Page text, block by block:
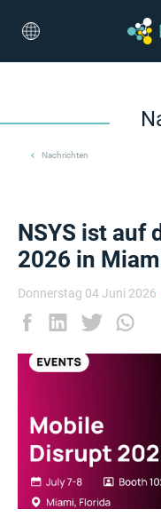
Nachrichten
NSYS ist auf
2026 in
Donnerstag 04 Juni 2026